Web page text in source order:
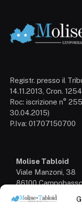
Registr. presso il
14.11.2013, Cron. 1254
Roc: iscrizione n°
30.04.2015)
P.Iva: 01707150700
Molise Tabloid
Viale Manzoni, 38
86100
+39